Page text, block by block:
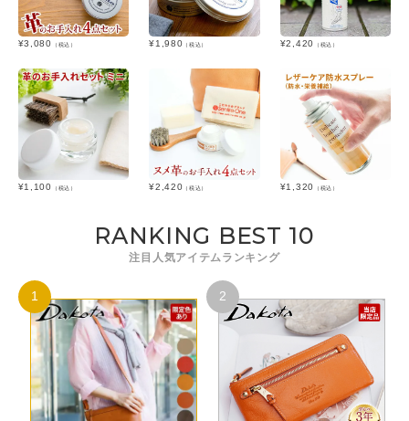
¥3,080 （税込） ¥1,980 （税込） ¥2,420 （税込）
¥1,100 （税込） ¥2,420 （税込） ¥1,320 （税込）
RANKING BEST 10
注目人気アイテムランキング